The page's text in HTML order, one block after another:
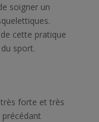
soigner un
cette pratique
sport.
forte et très